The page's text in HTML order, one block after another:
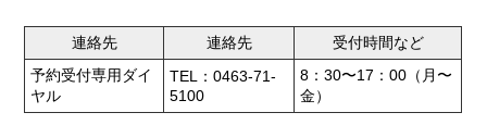
連絡先 連絡先
受付時間など
予約受付専用ダイ
ヤル
TEL：0463-71-
5100
8：30〜17：00（月〜
金）